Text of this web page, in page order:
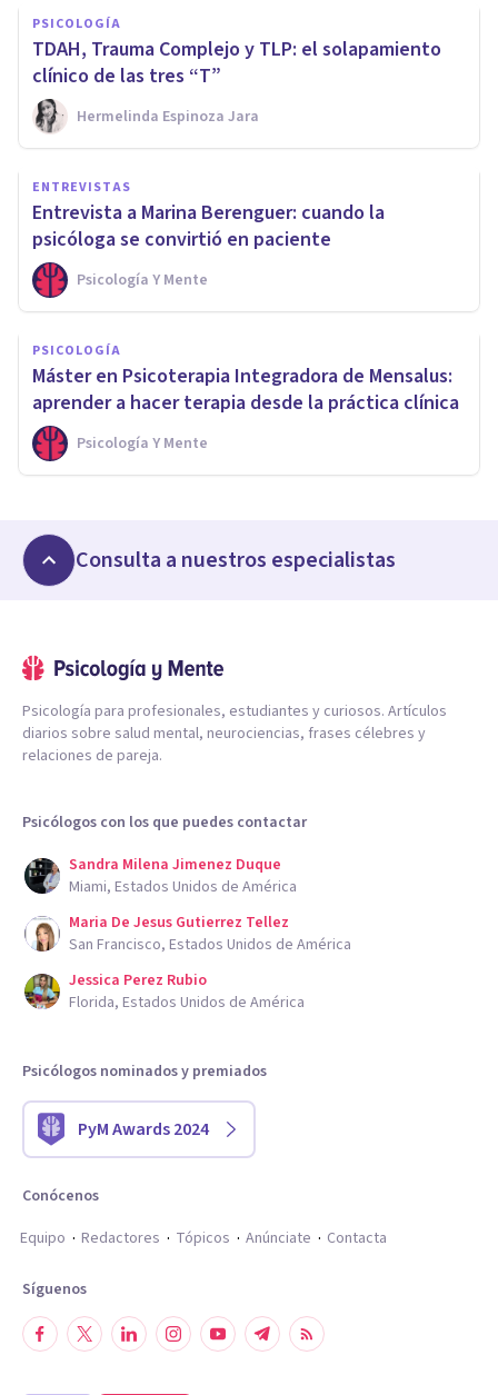
PSICOLOGÍA
TDAH, Trauma Complejo y TLP: el solapamiento
clínico de las tres “T”
Hermelinda Espinoza Jara
ENTREVISTAS
Entrevista a Marina Berenguer: cuando la
psicóloga se convirtió en paciente
Psicología Y Mente
PSICOLOGÍA
Máster en Psicoterapia Integradora de Mensalus:
aprender a hacer terapia desde la práctica clínica
Psicología Y Mente
Consulta a nuestros especialistas
Psicología para profesionales, estudiantes y curiosos. Artículos
diarios sobre salud mental, neurociencias, frases célebres y
relaciones de pareja.
Psicólogos con los que puedes contactar
Sandra Milena Jimenez Duque
Miami, Estados Unidos de América
Maria De Jesus Gutierrez Tellez
San Francisco, Estados Unidos de América
Jessica Perez Rubio
Florida, Estados Unidos de América
Psicólogos nominados y premiados
PyM Awards 2024
Conócenos
Equipo
Redactores Tópicos Anúnciate Contacta
Síguenos